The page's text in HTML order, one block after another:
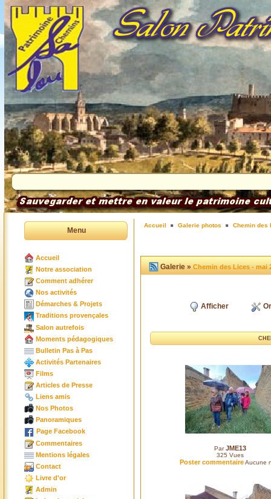
Menu
Accueil
Notre association
Comment adhérer
Nos activités
Démarches & Projets
Traditions provençales
Salon autrefois
Moments pédagogiques
Bulletin Pas à Pas
Activités Partenaires
Films
Articles de Presse
Liens amis
Nos Photos
Panoramiques
Page Facebook
Commentaires
Mentions légales
Contact
Livre d'or
Admin
Accueil Galerie photos Chemin des
Galerie »Chemin des Lices - mai
Afficher
ParJME13
325 Vues
Poster commentaireAucune